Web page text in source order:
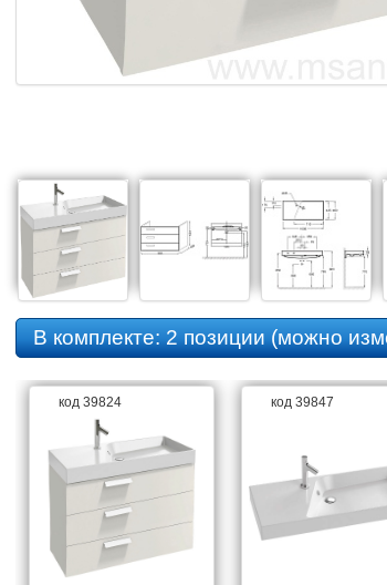
В комплекте:2 позиции(можно
код 39824 код 39847